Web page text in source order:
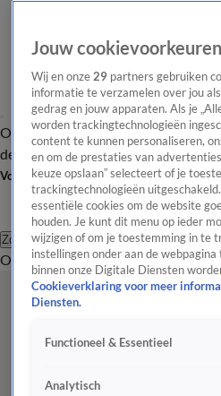
OverzichtAfleveringen Entertainment
de redactieNieuwsbrief
Volg Shownieuws
Zoeken
OverzichtEntertainment
Jouw cookievoorkeuren
Wij en onze 29 partners gebruiken
informatie te verzamelen over jou
gedrag en jouw apparaten. Als je
worden trackingtechnologieën
content te kunnen personaliseren,
en om de prestaties van
keuze opslaan” selecteert of je
trackingtechnologieën
essentiële cookies om de website
houden. Je kunt dit menu op ieder
wijzigen of om je toestemming in te
instellingen onder aan de
binnen onze Digitale Diensten
Cookieverklaring voor meer
Diensten.
Functioneel & Essentieel
Analytisch